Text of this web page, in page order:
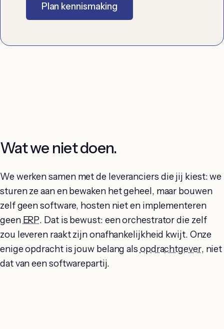
Plan kennismaking
Wat we niet doen.
We werken samen met de leveranciers die jij kiest: we
sturen ze aan en bewaken het geheel, maar bouwen
zelf geen software, hosten niet en implementeren
geen ERP. Dat is bewust: een orchestrator die zelf
zou leveren raakt zijn onafhankelijkheid kwijt. Onze
enige opdracht is jouw belang als opdrachtgever, niet
dat van een softwarepartij.